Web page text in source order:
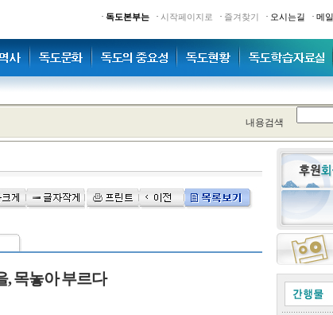
· 독도본부는 · 시작페이지로 · 즐겨찾기 · 오시는길 · 메
내용검색
, 목놓아 부르다